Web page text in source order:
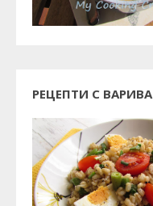
РЕЦЕПТИ С ВАРИВА